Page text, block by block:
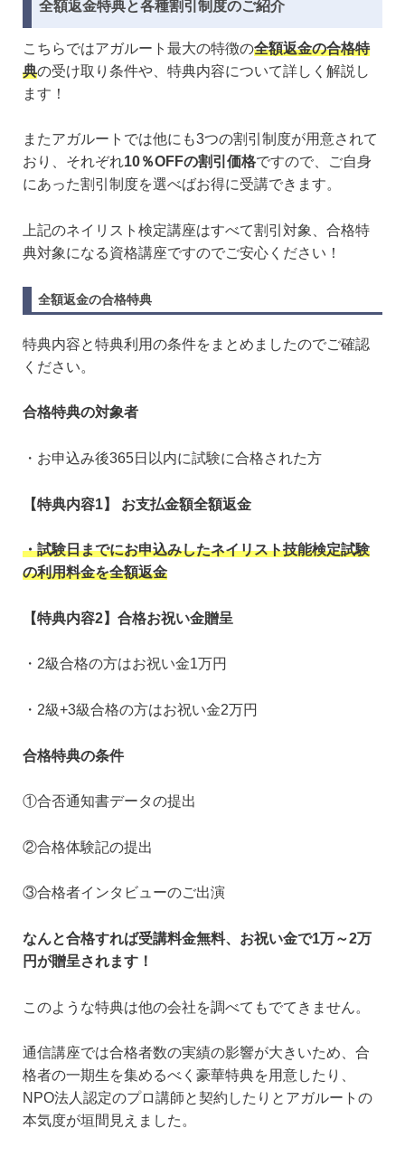
全額返金特典と各種割引制度のご紹介
こちらではアガルート最大の特徴の全額返金の合格特
典の受け取り条件や、特典内容について詳しく解説し
ます！
またアガルートでは他にも3つの割引制度が用意されて
おり、それぞれ10％OFFの割引価格ですので、ご自身
にあった割引制度を選べばお得に受講できます。
上記のネイリスト検定講座はすべて割引対象、合格特
典対象になる資格講座ですのでご安心ください！
全額返金の合格特典
特典内容と特典利用の条件をまとめましたのでご確認
ください。
合格特典の対象者
・お申込み後365日以内に試験に合格された方
【特典内容1】 お支払金額全額返金
・試験日までにお申込みしたネイリスト技能検定試験
の利用料金を全額返金
【特典内容2】合格お祝い金贈呈
・2級合格の方はお祝い金1万円
・2級+3級合格の方はお祝い金2万円
合格特典の条件
①合否通知書データの提出
②合格体験記の提出
③合格者インタビューのご出演
なんと合格すれば受講料金無料、お祝い金で1万～2万
円が贈呈されます！
このような特典は他の会社を調べてもでてきません。
通信講座では合格者数の実績の影響が大きいため、合
格者の一期生を集めるべく豪華特典を用意したり、
NPO法人認定のプロ講師と契約したりとアガルートの
本気度が垣間見えました。